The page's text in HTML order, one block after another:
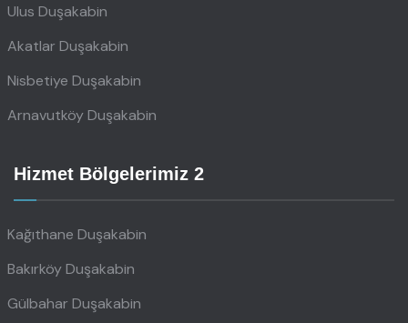
Ulus Duşakabin
Akatlar Duşakabin
Nisbetiye Duşakabin
Arnavutköy Duşakabin
Hizmet Bölgelerimiz 2
Kağıthane Duşakabin
Bakırköy Duşakabin
Gülbahar Duşakabin